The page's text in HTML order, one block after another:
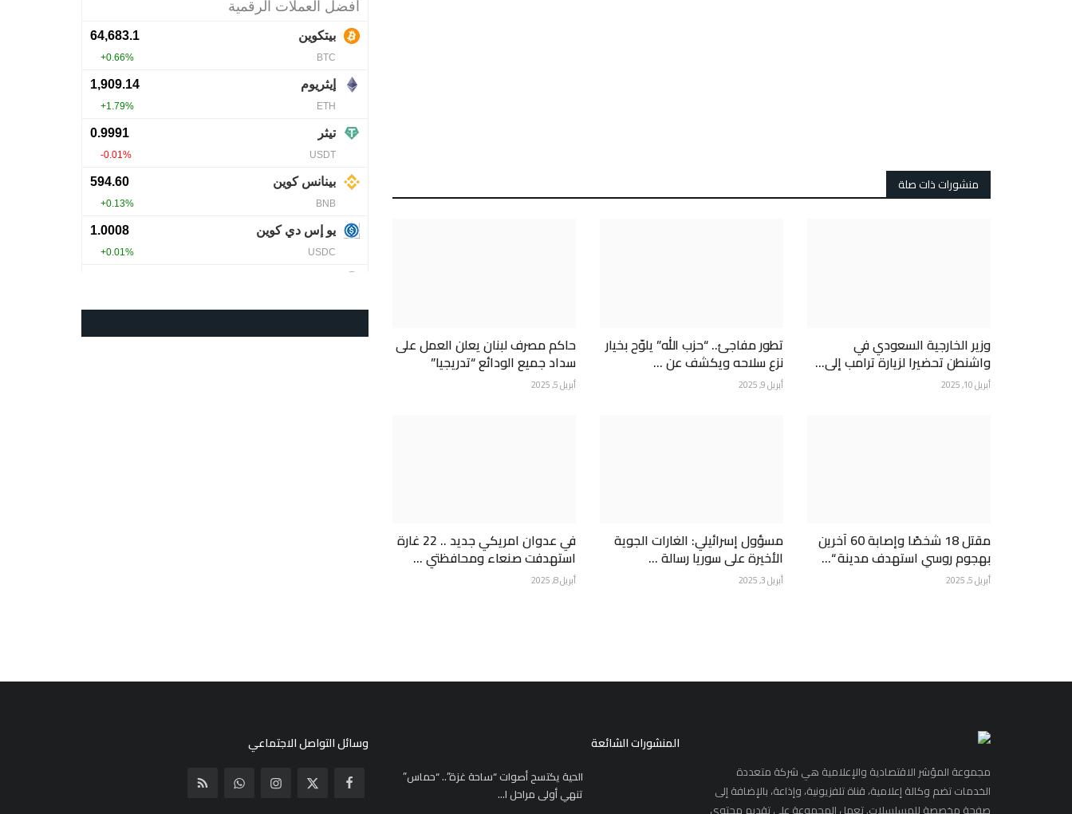
منشورات ذات صلة
وزير الخارجية السعودي في
واشنطن تحضيرا لزيارة ترامب إلى...
أبريل 10, 2025
تطور مفاجئ.. “حزب الله” يلوّح بخيار
نزع سلاحه ويكشف عن ...
أبريل 9, 2025
حاكم مصرف لبنان يعلن العمل على
سداد جميع الودائع “تدريجيا”
أبريل 5, 2025
مقتل 18 شخصًا وإصابة 60 آخرين
بهجوم روسي استهدف مدينة “...
أبريل 5, 2025
مسؤول إسرائيلي: الغارات الجوية
الأخيرة على سوريا رسالة ...
أبريل 3, 2025
في عدوان امريكي جديد .. 22 غارة
استهدفت صنعاء ومحافظتي ...
أبريل 8, 2025
مجموعة المؤشر الاقتصادية والإعلامية هي شركة متعددة
الخدمات تضم وكالة إعلامية، قناة تلفزيونية، وإذاعة، بالإضافة إلى
صفحة مخصصة للمسلسلات. تعمل المجموعة على تقديم محتوى
المنشورات الشائعة
الحية يكتسح أصوات “ساحة غزة”.. “حماس”
تنهي أولى مراحل ا...
وسائل التواصل الاجتماعي